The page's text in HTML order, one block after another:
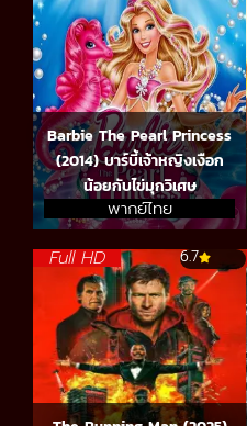
Barbie The Pearl Princess
(2014) บาร์บี้เจ้าหญิงเงือก
น้อยกับไข่มุกวิเศษ
พากย์ไทย
Full HD 6.7